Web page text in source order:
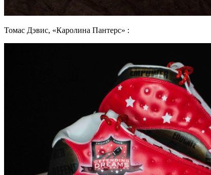
Томас Дэвис, «Каролина Пантерс» :